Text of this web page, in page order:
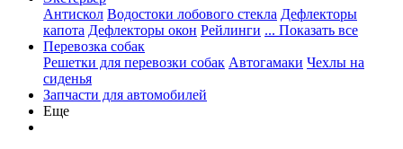
Антискол Водостоки лобового стекла Дефлекторы
капота Дефлекторы окон Рейлинги ... Показать все
Перевозка собак
Решетки для перевозки собак Автогамаки Чехлы на
сиденья
Запчасти для автомобилей
Еще